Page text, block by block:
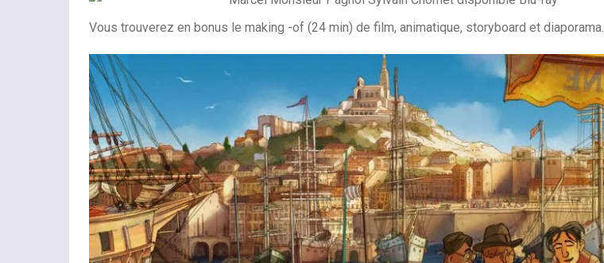
Vous trouverez en bonus le making -of (24 min) de film, animatique, storyboard et diaporama.